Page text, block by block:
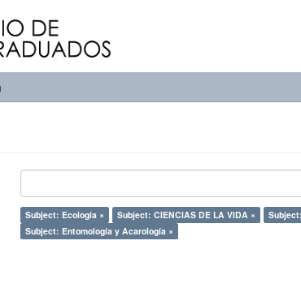
Subject: Ecología × Subject: CIENCIAS DE LA VIDA ×
Subject: Entomología y Acarología ×